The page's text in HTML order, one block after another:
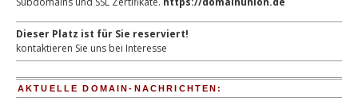
Dieser Platz ist für Sie reserviert!
kontaktieren Sie uns bei Interesse
AKTUELLE DOMAIN-NACHRICHTEN: